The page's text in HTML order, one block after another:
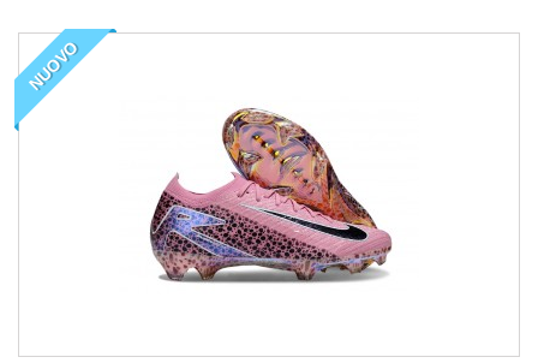
NUOVO